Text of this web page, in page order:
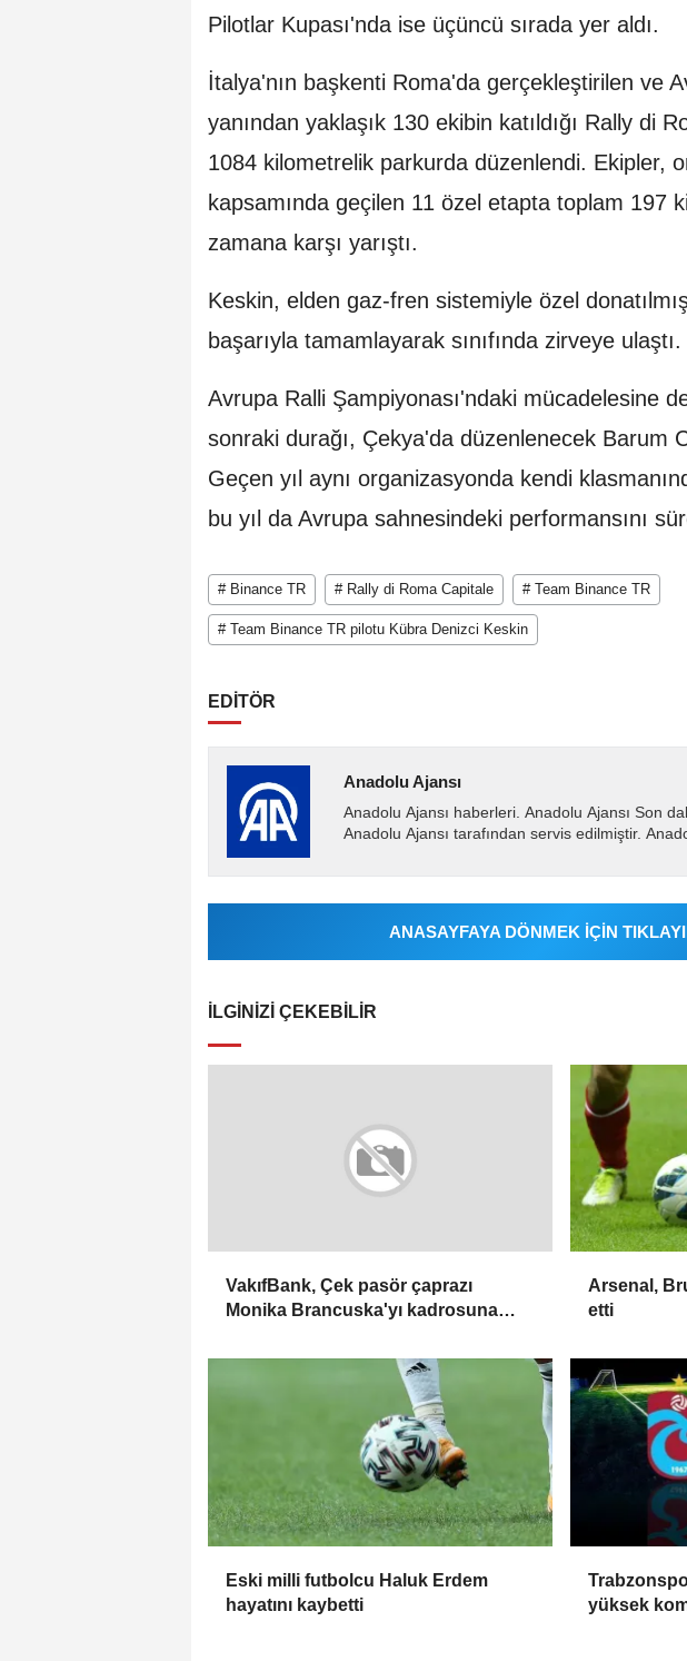
Pilotlar Kupası'nda ise üçüncü sırada yer aldı.
İtalya'nın başkenti Roma'da gerçekleştirilen ve
yanından yaklaşık 130 ekibin katıldığı Rally di
1084 kilometrelik parkurda düzenlendi. Ekipler,
kapsamında geçilen 11 özel etapta toplam 197
zamana karşı yarıştı.
Keskin, elden gaz-fren sistemiyle özel
başarıyla tamamlayarak sınıfında zirveye ulaştı.
Avrupa Ralli Şampiyonası'ndaki mücadelesine
sonraki durağı, Çekya'da düzenlenecek Barum
Geçen yıl aynı organizasyonda kendi
bu yıl da Avrupa sahnesindeki performansını
# Binance TR # Rally di Roma Capitale # Team Binance TR
# Team Binance TR pilotu Kübra Denizci Keskin
EDİTÖR
Anadolu Ajansı
Anadolu Ajansı haberleri. Anadolu Ajansı Son
Anadolu Ajansı tarafından servis edilmiştir.
ANASAYFAYA DÖNMEK İÇİN
İLGINIZI ÇEKEBILIR
VakıfBank, Çek pasör çaprazı
Monika Brancuska'yı kadrosuna
Arsenal,
etti
Eski milli futbolcu Haluk Erdem
hayatını kaybetti
yüksek